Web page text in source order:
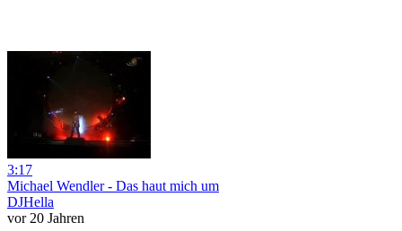
3:17
Michael Wendler - Das haut mich um
DJHella
vor 20 Jahren